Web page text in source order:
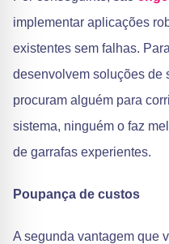
implementar aplicações
existentes sem falhas.
desenvolvem soluções de
procuram alguém para
sistema, ninguém o faz
de garrafas experientes.
Poupança de custos
A segunda vantagem que